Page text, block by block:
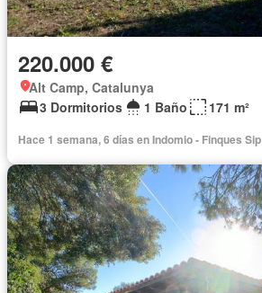
220.000 €
Alt Camp, Catalunya
3 Dormitorios
1 Baño 171 m²
Hace 1 semana, 6 días en Indomio - Finques Sip